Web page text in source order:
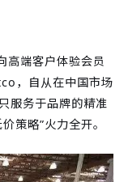
高端客户体验会员
，自从在中国市场
服务于品牌的精准
策略”火力全开。